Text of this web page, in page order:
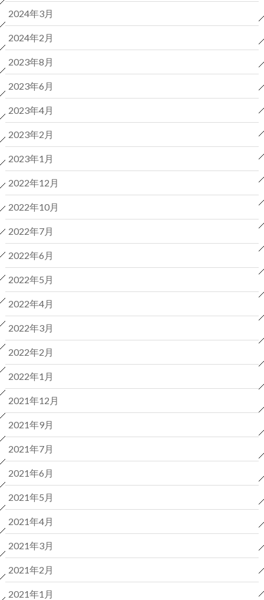
2024年3月
2024年2月
2023年8月
2023年6月
2023年4月
2023年2月
2023年1月
2022年12月
2022年10月
2022年7月
2022年6月
2022年5月
2022年4月
2022年3月
2022年2月
2022年1月
2021年12月
2021年9月
2021年7月
2021年6月
2021年5月
2021年4月
2021年3月
2021年2月
2021年1月